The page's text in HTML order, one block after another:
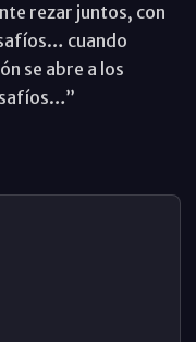
rezar juntos, con
cuando
se abre a los